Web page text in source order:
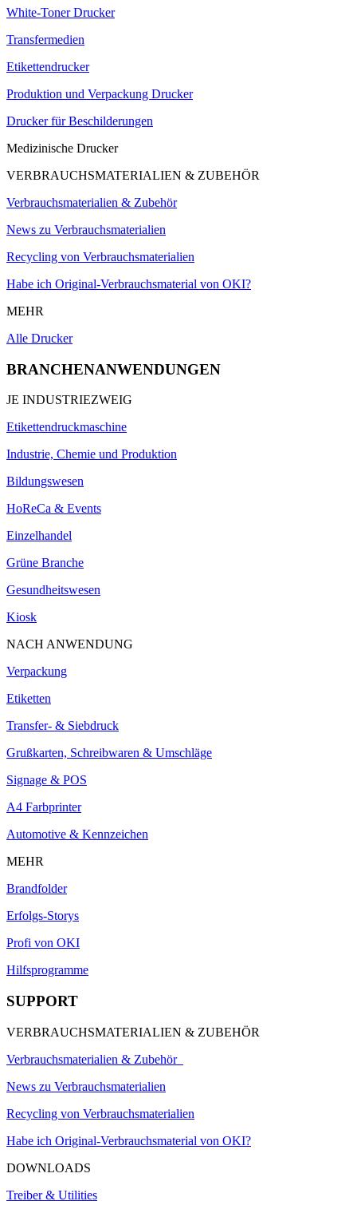
White-Toner Drucker
Transfermedien
Etikettendrucker
Produktion und Verpackung Drucker
Drucker für Beschilderungen
Medizinische Drucker
VERBRAUCHSMATERIALIEN & ZUBEHÖR
Verbrauchsmaterialien & Zubehör
News zu Verbrauchsmaterialien
Recycling von Verbrauchsmaterialien
Habe ich Original-Verbrauchsmaterial von OKI?
MEHR
Alle Drucker
BRANCHENANWENDUNGEN
JE INDUSTRIEZWEIG
Etikettendruckmaschine
Industrie, Chemie und Produktion
Bildungswesen
HoReCa & Events
Einzelhandel
Grüne Branche
Gesundheitswesen
Kiosk
NACH ANWENDUNG
Verpackung
Etiketten
Transfer- & Siebdruck
Grußkarten, Schreibwaren & Umschläge
Signage & POS
A4 Farbprinter
Automotive & Kennzeichen
MEHR
Brandfolder
Erfolgs-Storys
Profi von OKI
Hilfsprogramme
SUPPORT
VERBRAUCHSMATERIALIEN & ZUBEHÖR
Verbrauchsmaterialien & Zubehör
News zu Verbrauchsmaterialien
Recycling von Verbrauchsmaterialien
Habe ich Original-Verbrauchsmaterial von OKI?
DOWNLOADS
Treiber & Utilities